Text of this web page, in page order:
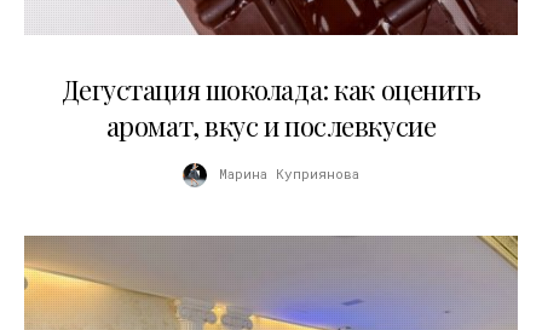
Дегустация шоколада: как оценить
аромат, вкус и послевкусие
Марина Куприянова